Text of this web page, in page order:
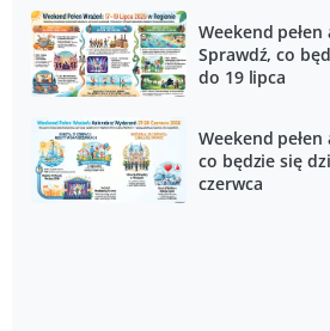
Weekend
Sprawdź, co
do 19 lipca
Weekend
co będzie się
czerwca